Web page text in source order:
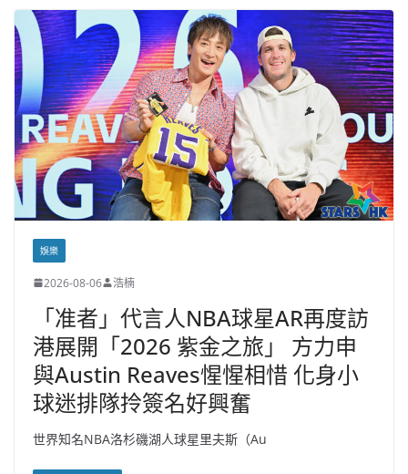
娛樂
2026-08-06 浩楠
「准者」代言人NBA球星AR再度訪
港展開「2026 紫金之旅」 方力申
與Austin Reaves惺惺相惜 化身小
球迷排隊拎簽名好興奮
世界知名NBA洛杉磯湖人球星里夫斯（Au